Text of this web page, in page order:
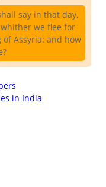
say in that day,
we flee for
Assyria: and how
in India